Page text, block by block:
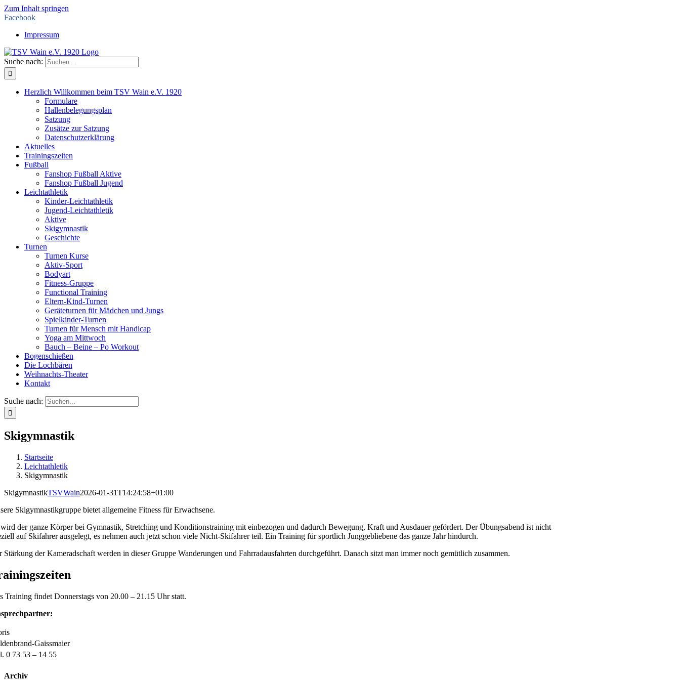
Zum Inhalt springen
Facebook
Impressum
Suche nach:
Herzlich Willkommen beim TSV Wain e.V. 1920
Formulare
Hallenbelegungsplan
Satzung
Zusätze zur Satzung
Datenschutzerklärung
Aktuelles
Trainingszeiten
Fußball
Fanshop Fußball Aktive
Fanshop Fußball Jugend
Leichtathletik
Kinder-Leichtathletik
Jugend-Leichtathletik
Aktive
Skigymnastik
Geschichte
Turnen
Turnen Kurse
Aktiv-Sport
Bodyart
Fitness-Gruppe
Functional Training
Eltern-Kind-Turnen
Geräteturnen für Mädchen und Jungs
Spielkinder-Turnen
Turnen für Mensch mit Handicap
Yoga am Mittwoch
Bauch – Beine – Po Workout
Bogenschießen
Die Lochbären
Weihnachts-Theater
Kontakt
Suche nach:
Skigymnastik
Startseite
Leichtathletik
Skigymnastik
SkigymnastikTSVWain2026-01-31T14:24:58+01:00
Skigymnastikgruppe bietet allgemeine Fitness für Erwachsene.
der ganze Körper bei Gymnastik, Stretching und Konditionstraining mit einbezogen und dadurch Bewegung, Kraft und Ausdauer gefördert. Der Übungsabend ist nicht
auf Skifahrer ausgelegt, es nehmen auch jetzt schon viele Nicht-Skifahrer teil. Ein Training für sportlich Junggebliebene das ganze Jahr hindurch.
Stärkung der Kameradschaft werden in dieser Gruppe Wanderungen und Fahrradausfahrten durchgeführt. Danach sitzt man immer noch gemütlich zusammen.
Training findet Donnerstags von 20.00 – 21.15 Uhr statt.
Gaissmaier
0 73 53 – 14 55
Archiv